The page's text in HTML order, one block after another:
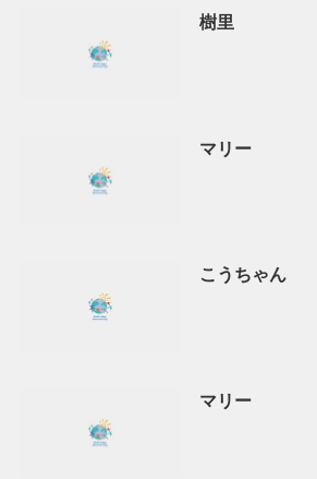
樹里
マリー
こうちゃん
マリー